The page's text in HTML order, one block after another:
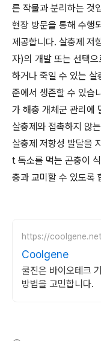
른 작물과 분리하는 것
현장 방문을 통해 수행
제공합니다. 살충제 저
자)의 개발 또는 선택
하거나 죽일 수 있는
준에서 생존할 수 있습
가 해충 개체군 관리에
살충제와 접촉하지 않
살충제 저항성 발달을
t 독소를 먹는 곤충이
충과 교미할 수 있도록
https://
Coolgene
쿨진은 바이오테크
방법을 고민합니다.